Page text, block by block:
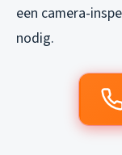
een camera-
nodig.